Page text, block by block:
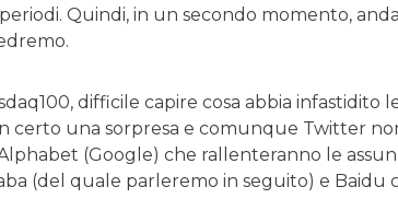
Quindi, in un secondo momento,
difficile capire cosa abbia
certo una sorpresa e comunque Twitter
(Google) che rallenteranno le
(del quale parleremo in seguito) e Baidu